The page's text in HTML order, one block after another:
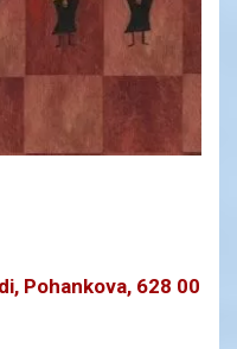
Pohankova, 628 00